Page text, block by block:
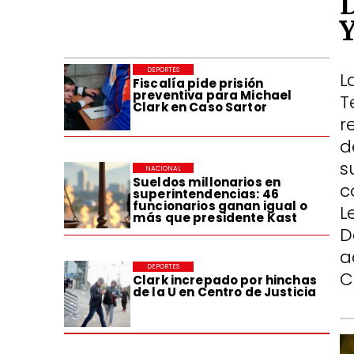
Fiscalía pide prisión
preventiva para Michael
Clark en Caso Sartor
DEPORTES
Sueldos millonarios en
superintendencias: 46
funcionarios ganan igual o
más que presidente Kast
NACIONAL
Clark increpado por hinchas
de la U en Centro de Justicia
DEPORTES